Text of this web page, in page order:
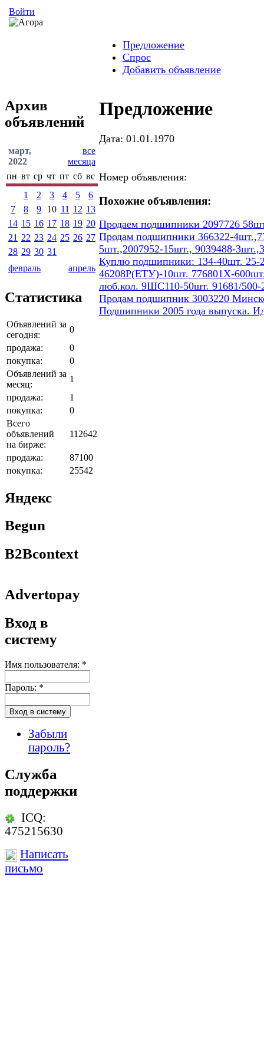
Войти
Предложение
Спрос
Добавить объявление
Архив
объявлений
март,
2022
все
месяца
пн вт ср чт пт сб вс
1
2 3 4 5
6
7
8 9 10 11 12 13
14 15 16 17 18 19 20
21 22 23 24 25 26 27
28 29 30 31
февраль
апрель
Статистика
Объявлений за
сегодня:
0
продажа:
0
покупка:
0
Объявлений за
месяц:
1
продажа:
1
покупка:
0
Всего
объявлений
на бирже:
112642
продажа:
87100
покупка:
25542
Яндекс
Begun
B2Bcontext
Advertopay
Вход в
систему
Имя пользователя: *
Пароль: *
Забыли
пароль?
Служба
поддержки
ICQ:
475215630
Написать
письмо
Предложение
Дата: 01.01.1970
Номер объявления:
Похожие объявления:
Продаем подшипники 2097726
Продам подшипники 366322-
5шт.,2007952-15шт., 9039488-
Куплю подшипники: 134-40шт.
46208Р(ЕТУ)-10шт. 776801Х-
люб.кол. 9ШС110-50шт. 91681/500-
Продам подшипник 3003220
Подшипники 2005 года выпуска.